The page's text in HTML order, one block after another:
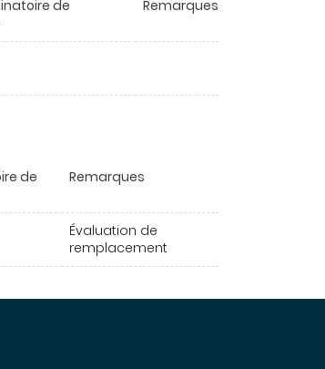
de
Remarques
de
Remarques
Évaluation de
remplacement